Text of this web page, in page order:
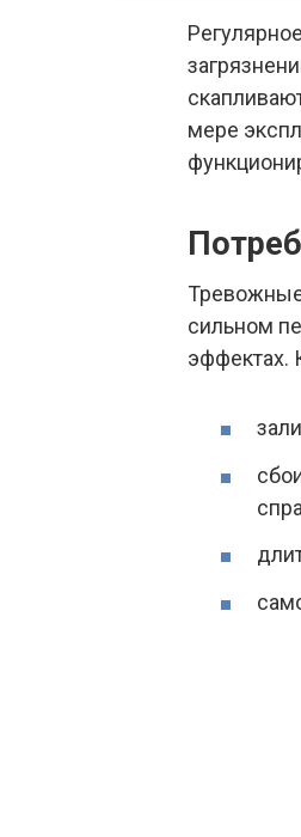
мере
сильном
эффектах.